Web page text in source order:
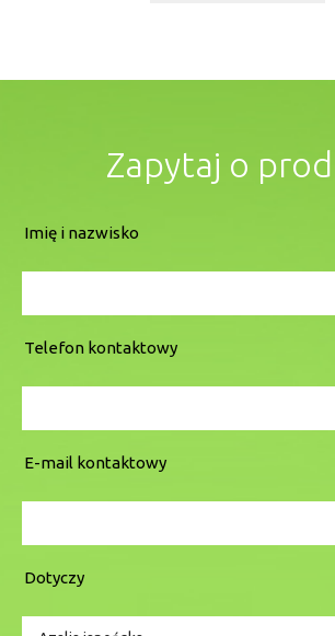
Zapytaj o
Imię i nazwisko
Telefon kontaktowy
E-mail kontaktowy
Dotyczy